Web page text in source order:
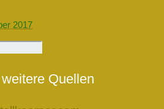
2017
Quellen